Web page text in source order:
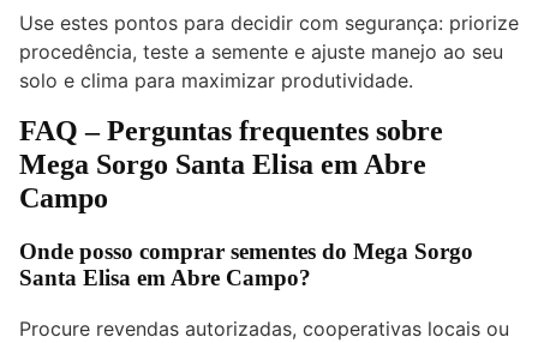
Use estes pontos para decidir com segurança: priorize
procedência, teste a semente e ajuste manejo ao seu
solo e clima para maximizar produtividade.
FAQ – Perguntas frequentes sobre
Mega Sorgo Santa Elisa em Abre
Campo
Onde posso comprar sementes do Mega Sorgo
Santa Elisa em Abre Campo?
Procure revendas autorizadas, cooperativas locais ou